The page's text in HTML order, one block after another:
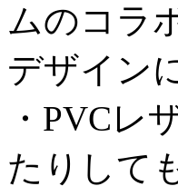
ムのコラ
デザイン
・PVCレ
たりして